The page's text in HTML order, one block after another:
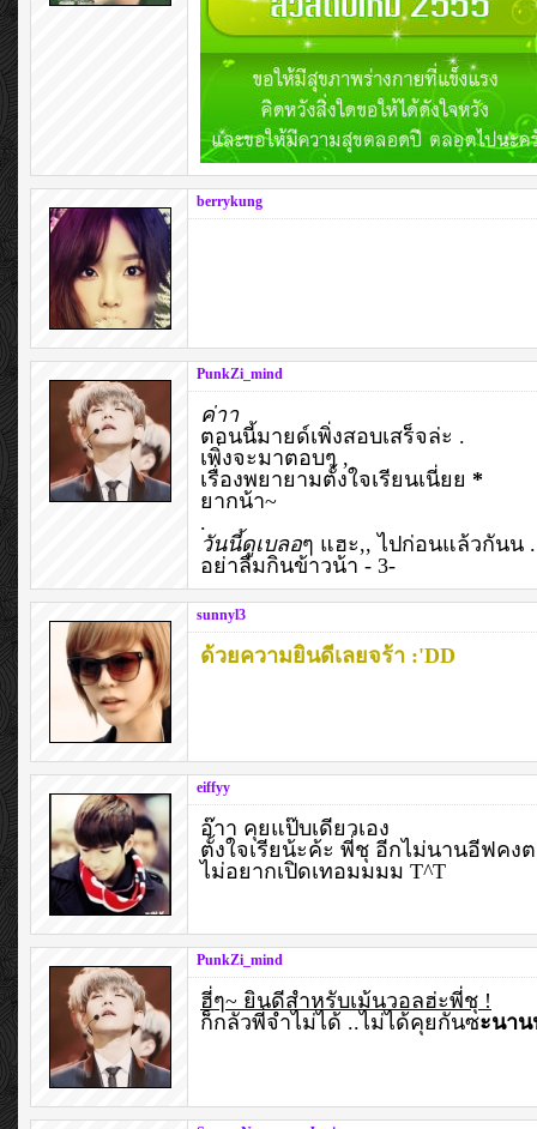
berrykung
PunkZi_mind
ค่าา
ตอนนี้มายด์เพิ่งสอบเสร็จล่ะ .
เพิ่งจะมาตอบๆ ,
เรื่องพยายามตั้งใจเรียนเนี่ยย *
ยากน้า~
.
วันนี้ดูเบลอๆ แฮะ,, ไปก่อนแล้วกันน .
อย่าลืมกินข้าวน้า - 3-
sunnyl3
ด้วยความยินดีเลยจร้า :'DD
eiffyy
อ๊าา คุยแป๊บเดียวเอง
ตั้งใจเรียน้ะค้ะ พี่ชุ อีกไม่นานอีฟคง
ไม่อยากเปิดเทอมมมม T^T
PunkZi_mind
ฮี่ๆ~ ยินดีสำหรับเม้นวอลฮ่ะพี่ชุ !
ก็กลัวพี่จำไม่ได้ ..ไม่ได้คุยกันซะนา